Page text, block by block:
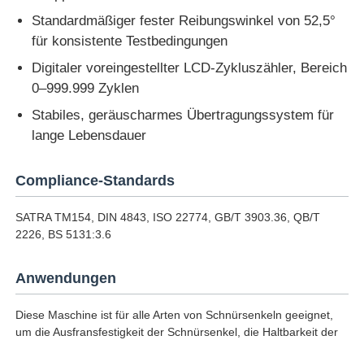
Schlagprüfmaschine
Abnutzungsprüfmaschine
Gummitestgerät
Prüfgeräte für Schuhe
Standardmäßiger fester Reibungswinkel von 52,5°
für konsistente Testbedingungen
Digitaler voreingestellter LCD-Zykluszähler, Bereich
0–999.999 Zyklen
Stabiles, geräuscharmes Übertragungssystem für
lange Lebensdauer
Compliance-Standards
SATRA TM154, DIN 4843, ISO 22774, GB/T 3903.36, QB/T
2226, BS 5131:3.6
Anwendungen
Diese Maschine ist für alle Arten von Schnürsenkeln geeignet,
um die Ausfransfestigkeit der Schnürsenkel, die Haltbarkeit der